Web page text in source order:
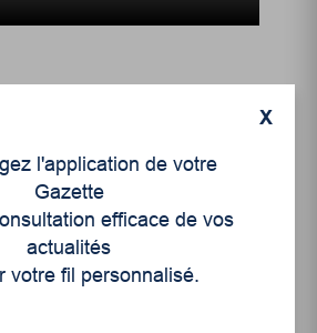
X
l'application de votre
Gazette
efficace de vos
actualités
votre fil personnalisé.